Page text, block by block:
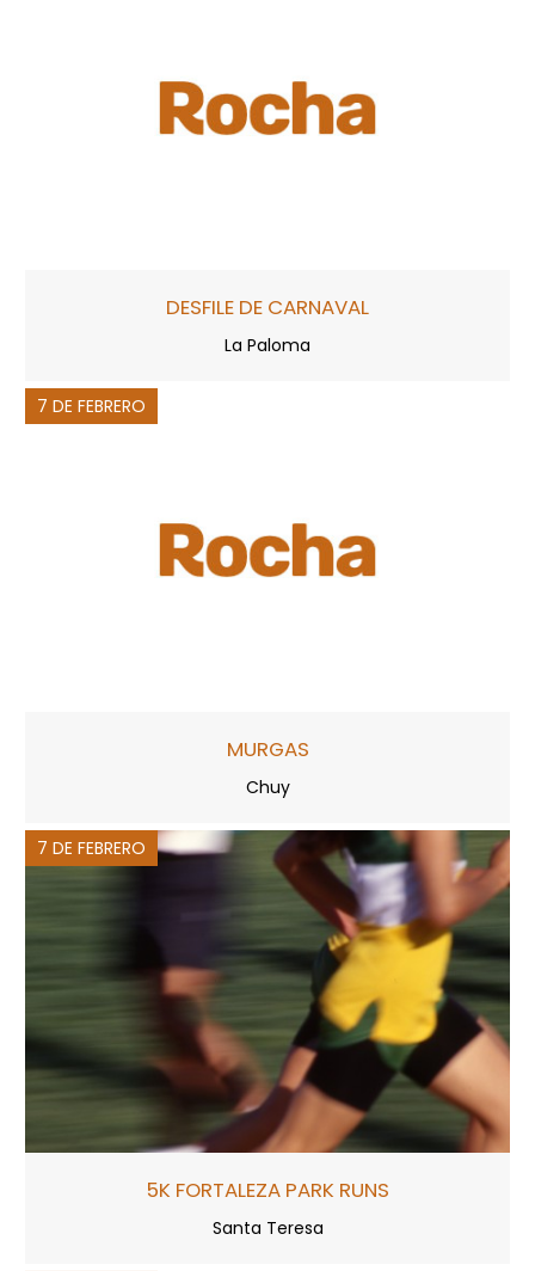
DESFILE DE CARNAVAL
La Paloma
7 DE FEBRERO
MURGAS
Chuy
7 DE FEBRERO
5K FORTALEZA PARK RUNS
Santa Teresa